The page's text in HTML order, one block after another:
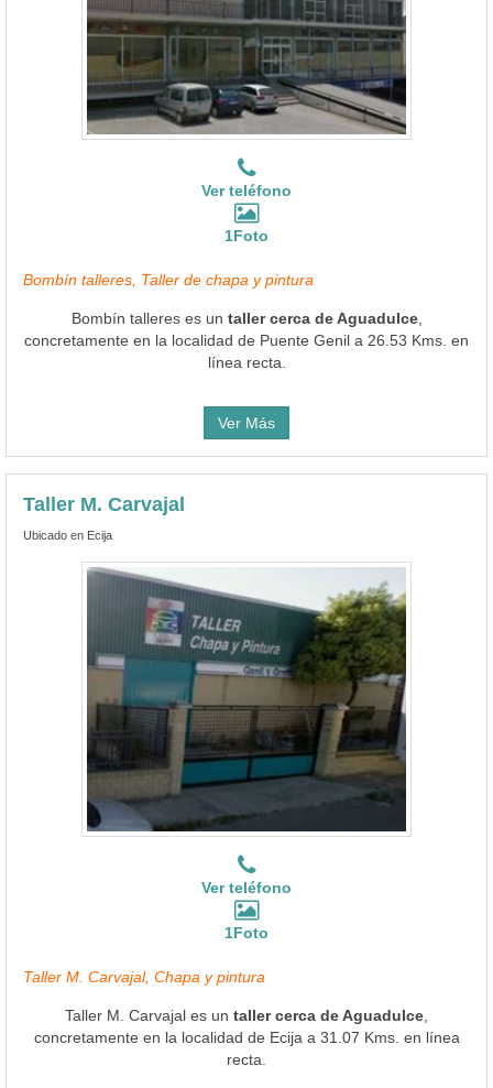
Ver teléfono
1Foto
Bombín talleres, Taller de chapa y pintura
Bombín talleres es un taller cerca de Aguadulce,
concretamente en la localidad de Puente Genil a 26.53 Kms. en
línea recta.
Ver Más
Taller M. Carvajal
Ubicado en Ecija
Ver teléfono
1Foto
Taller M. Carvajal, Chapa y pintura
Taller M. Carvajal es un taller cerca de Aguadulce
concretamente en la localidad de Ecija a 31.07 Kms. en línea
recta.